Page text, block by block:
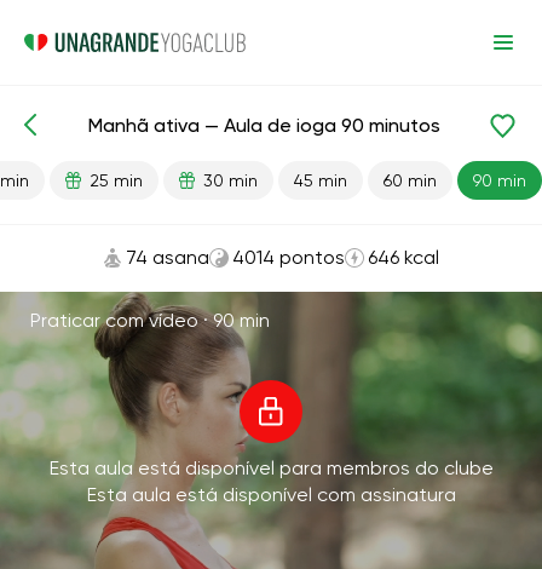
Aulas prontas Energia
Manhã ativa — Aula de ioga 90 minutos
25 min 30 min 45 min 60 min 90 min
74 asana 4014 pontos 646 kcal
Praticar com vídeo ·90 min
Esta aula está disponível para membros do clube
Esta aula está disponível com assinatura